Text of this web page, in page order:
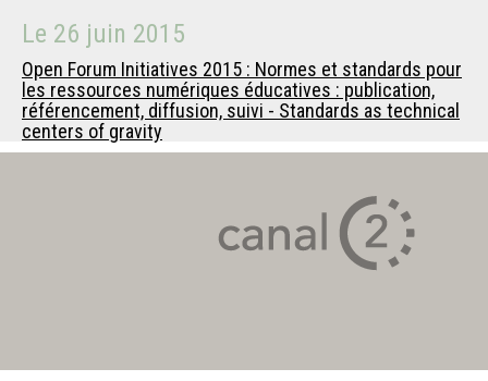
Le 26 juin 2015
Open Forum Initiatives 2015 : Normes et standards pour
les ressources numériques éducatives : publication,
référencement, diffusion, suivi - Standards as technical
centers of gravity